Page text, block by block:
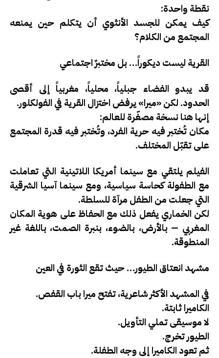
نقطة واحدة:
كيف يمكن للجسد الأنثوي أن يتكلم حين يمنعه
المجتمع من الكلام؟
القرية ليست ديكوراً… بل مختبرٌ اجتماعي
قد يبدو الفضاء جبلياً، محلياً، مغربياً إلى أقصى
الحدود. لكن «ميرا» يرفض اختزال القرية في الفولكلور.
إنها هنا نسخة مصغّرة للعالم:
مكان تُختبر فيه حرية الفرد، وتُختبر فيه قدرة المجتمع
على تقبّل المختلف.
الفيلم يلتقي مع سينما أمريكا اللاتينية التي تعاملت
مع الطفولة كحاسة سياسية، ومع سينما آسيا الشرقية
التي جعلت من الطفل مرآة للسلطة.
لكن الخماري يفعل ذلك مع الحفاظ على هوية المكان
المغربي — بالأرض، بالضوء، بنبرة الصمت، باللغة غير
المنطوقة.
مشهد انعتاق الطيور… حيث تقع الثورة في العين
في المشهد الأكثر شاعرية، تفتح ميرا باب القفص.
الكاميرا ثابتة.
لا موسيقى تملي التأويل.
الطيور تخرج.
ثم تعود الكاميرا إلى وجه الطفلة.